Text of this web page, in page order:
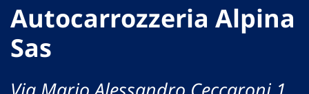
Autocarrozzeria Alpina
Sas